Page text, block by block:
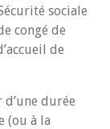
sociale
congé de
de
durée
(ou à la